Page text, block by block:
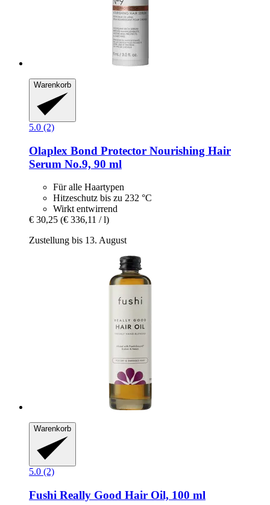
Warenkorb
5.0 (2)
Olaplex Bond Protector Nourishing Hair
Serum No.9, 90 ml
Für alle Haartypen
Hitzeschutz bis zu 232 °C
Wirkt entwirrend
€ 30,25 (€ 336,11 / l)
Zustellung bis 13. August
Warenkorb
5.0 (2)
Fushi Really Good Hair Oil, 100 ml